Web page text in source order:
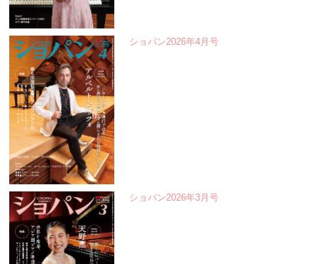
ショパン2026年4月号
ショパン2026年3月号